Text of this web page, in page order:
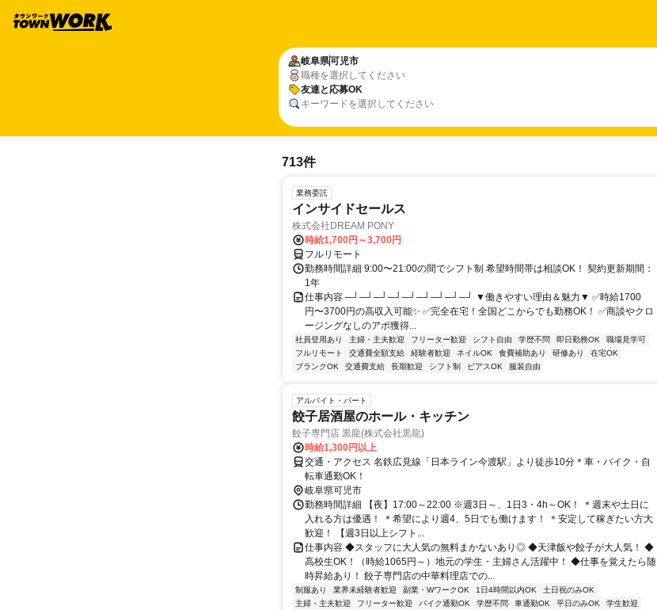
岐阜県可児市
職種を選択してください
友達と応募OK
キーワードを選択してください
713件
業務委託
インサイドセールス
株式会社DREAM PONY
時給1,700円～3,700円
フルリモート
勤務時間詳細 9:00〜21:00の間でシフト制 希望時間帯は相談OK！ 契約更新期間：
1年
仕事内容 ─┘─┘─┘─┘─┘─┘─┘─┘─┘ ▼働きやすい理由＆魅力▼ ✅時給1700
円〜3700円の高収入可能✨ ✅完全在宅！全国どこからでも勤務OK！ ✅商談やクロ
ージングなしのアポ獲得...
社員登用あり 主婦・主夫歓迎 フリーター歓迎 シフト自由 学歴不問 即日勤務OK
職場見学可
フルリモート
交通費全額支給 経験者歓迎 ネイルOK 食費補助あり 研修あり
在宅OK
ブランクOK
交通費支給 長期歓迎 シフト制 ピアスOK 服装自由
アルバイト・パート
餃子居酒屋のホール・キッチン
餃子専門店 黒龍(株式会社黒龍)
時給1,300円以上
交通・アクセス 名鉄広見線「日本ライン今渡駅」より徒歩10分＊車・バイク・自
転車通勤OK！
岐阜県可児市
勤務時間詳細 【夜】17:00～22:00 ※週3日～、1日3・4h～OK！ ＊週末や土日に
入れる方は優遇！ ＊希望により週4、5日でも働けます！ ＊安定して稼ぎたい方大
歓迎！ 【週3日以上シフト...
仕事内容 ◆スタッフに大人気の無料まかないあり◎ ◆天津飯や餃子が大人気！ ◆
高校生OK！（時給1065円～）地元の学生・主婦さん活躍中！ ◆仕事を覚えたら随
時昇給あり！ 餃子専門店の中華料理店での...
制服あり 業界未経験者歓迎 副業・WワークOK 1日4時間以内OK
土日祝のみOK
主婦・主夫歓迎
フリーター歓迎 バイク通勤OK 学歴不問 車通勤OK 平日のみOK
学生歓迎